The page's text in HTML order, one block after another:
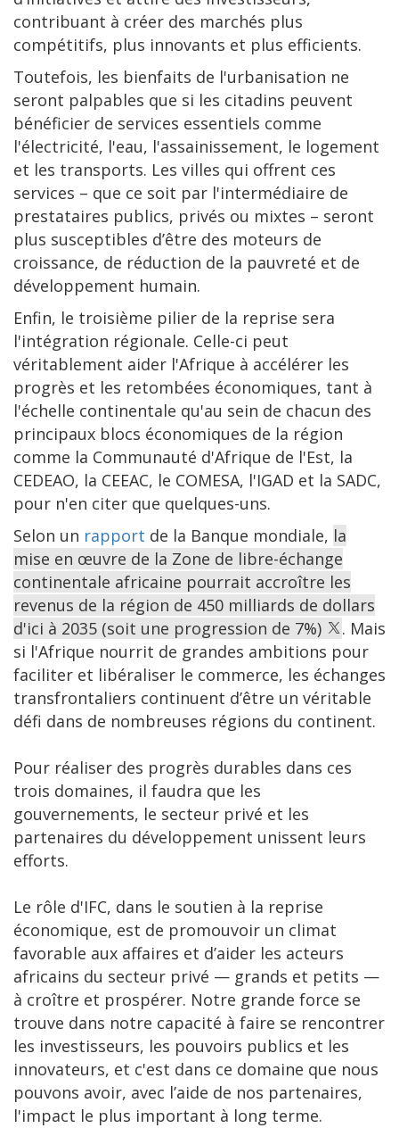
contribuant à créer des marchés plus
compétitifs, plus innovants et plus efficients.
Toutefois, les bienfaits de l'urbanisation ne
seront palpables que si les citadins peuvent
bénéficier de services essentiels comme
l'électricité, l'eau, l'assainissement, le logement
et les transports. Les villes qui offrent ces
services – que ce soit par l'intermédiaire de
prestataires publics, privés ou mixtes – seront
plus susceptibles d’être des moteurs de
croissance, de réduction de la pauvreté et de
développement humain.
Enfin, le troisième pilier de la reprise sera
l'intégration régionale. Celle-ci peut
véritablement aider l'Afrique à accélérer les
progrès et les retombées économiques, tant à
l'échelle continentale qu'au sein de chacun des
principaux blocs économiques de la région
comme la Communauté d'Afrique de l'Est, la
CEDEAO, la CEEAC, le COMESA, l'IGAD et la SADC,
pour n'en citer que quelques-uns.
Selon un rapport de la Banque mondiale, la
mise en œuvre de la Zone de libre-échange
continentale africaine pourrait accroître les
revenus de la région de 450 milliards de dollars
d'ici à 2035 (soit une progression de 7%)
. Mais
si l'Afrique nourrit de grandes ambitions pour
faciliter et libéraliser le commerce, les échanges
transfrontaliers continuent d’être un véritable
défi dans de nombreuses régions du continent.
Pour réaliser des progrès durables dans ces
trois domaines, il faudra que les
gouvernements, le secteur privé et les
partenaires du développement unissent leurs
efforts.
Le rôle d'IFC, dans le soutien à la reprise
économique, est de promouvoir un climat
favorable aux affaires et d’aider les acteurs
africains du secteur privé — grands et petits —
à croître et prospérer. Notre grande force se
trouve dans notre capacité à faire se rencontrer
les investisseurs, les pouvoirs publics et les
innovateurs, et c'est dans ce domaine que nous
pouvons avoir, avec l’aide de nos partenaires,
l'impact le plus important à long terme.